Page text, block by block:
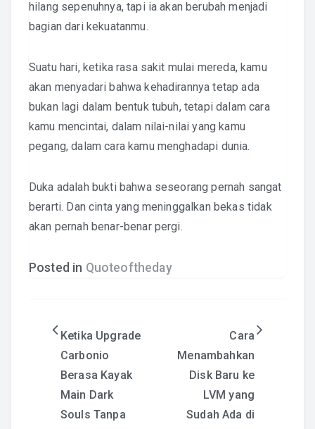
hilang sepenuhnya, tapi ia akan berubah menjadi
bagian dari kekuatanmu.
Suatu hari, ketika rasa sakit mulai mereda, kamu
akan menyadari bahwa kehadirannya tetap ada
bukan lagi dalam bentuk tubuh, tetapi dalam cara
kamu mencintai, dalam nilai-nilai yang kamu
pegang, dalam cara kamu menghadapi dunia.
Duka adalah bukti bahwa seseorang pernah sangat
berarti. Dan cinta yang meninggalkan bekas tidak
akan pernah benar-benar pergi.
Posted in Quoteoftheday
Post
navigation
Ketika Upgrade
Carbonio
Berasa Kayak
Main Dark
Souls Tanpa
Cara
Menambahkan
Disk Baru ke
LVM yang
Sudah Ada di